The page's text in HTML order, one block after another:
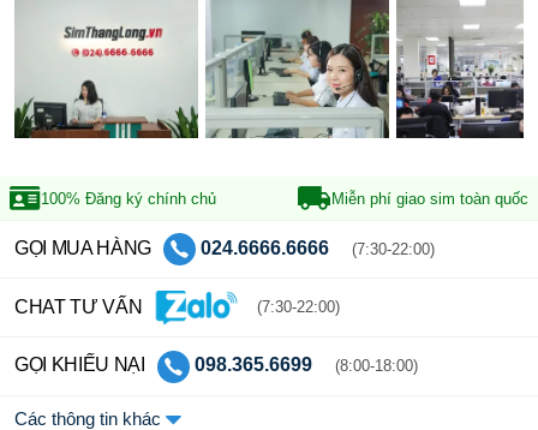
100% Đăng ký chính chủ Miễn phí giao sim toàn quốc
GỌI MUA HÀNG 024.6666.6666 (7:30-22:00)
CHAT TƯ VẤN (7:30-22:00)
GỌI KHIẾU NẠI 098.365.6699 (8:00-18:00)
Các thông tin khác